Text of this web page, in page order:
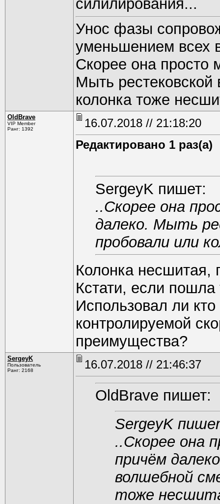
силилирования...
Унос фазы
уменьшением всех
Скорее она просто
Мыть
колонка тоже
OldBrave
VIP Member
Ранг: 1392
16.07.2018 // 21:18:20
Редактировано 1 раз(а)
SergeyK пишет:
..Скорее она
далеко. Мыть
пробовали или
Колонка несшитая,
Кстати, если пошла
Использовал ли
контролируемой
преимущества?
SergeyK
Пользователь
Ранг: 2168
16.07.2018 // 21:46:37
OldBrave пишет:
SergeyK
..Скорее она
причём
волшебной
тоже